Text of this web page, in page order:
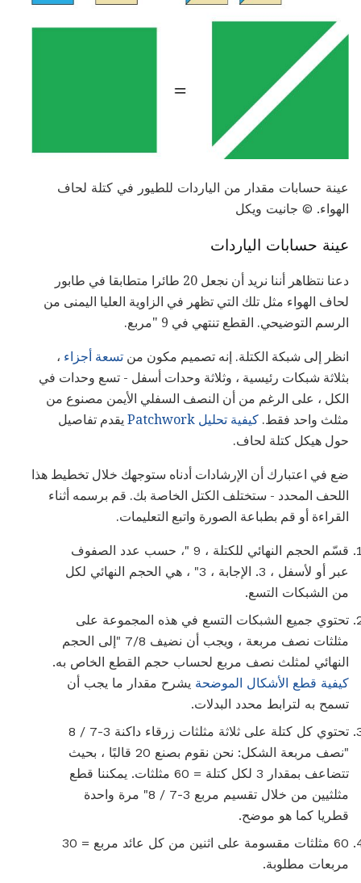
عينة حسابات مقدار من الياردات للطيور في كتلة لحاف
الهواء. © جانيت ويكل
عينة حسابات الياردات
دعنا نتظاهر أننا نريد أن نجعل 20 طائرا متطابقا في طابور
لحاف الهواء مثل تلك التي تظهر في الزاوية العليا اليمنى من
الرسم التوضيحي. القطع تنتهي في 9 "مربع.
انظر إلى شبكة الكتلة. إنه تصميم مكون من تسعة أجزاء ،
بثلاثة شبكات رئيسية ، وثلاثة وحدات أسفل - تسع وحدات في
الكل ، على الرغم من أن النصف السفلي الأيمن مصنوع من
مثلث واحد فقط. كيفية تحليل Patchwork
يقدم تفاصيل
حول هيكل كتلة لحاف.
ضع في اعتبارك أن الإرشادات أدناه ستوجهك خلال تخطيط هذا
اللحف المحدد - ستختلف الكتل الخاصة بك. قم برسمه أثناء
القراءة أو قم بطباعة الصورة واتبع التعليمات.
قسّم الحجم النهائي للكتلة ، 9 "، حسب عدد الصفوف
عبر أو لأسفل ، 3. الإجابة ، 3" ، هي الحجم النهائي لكل
من الشبكات التسع.
تحتوي جميع الشبكات التسع في هذه المجموعة على
مثلثات نصف مربعة ، ويجب أن نضيف 7/8 "إلى الحجم
النهائي لمثلث نصف مربع لحساب حجم القطع الخاص به.
كيفية قطع الأشكال الموضحة يشرح مقدار ما يجب أن
تسمح به لترابط محدد البدلات.
تحتوي كل كتلة على ثلاثة مثلثات زرقاء داكنة 3-7 / 8
"نصف مربعة الشكل: نحن نقوم بصنع 20 قالبًا ، بحيث
تتضاعف بمقدار 3 لكل كتلة = 60 مثلثات. يمكننا قطع
مثلثيين من خلال تقسيم مربع 3-7 / 8" مرة واحدة
قطريا كما هو موضح.
60 مثلثات مقسومة على اثنين من كل عائد مربع = 30
مربعات مطلوبة.